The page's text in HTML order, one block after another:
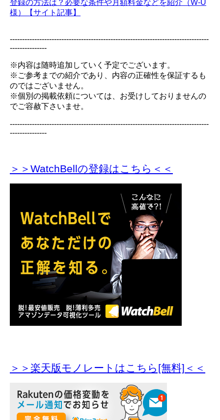
登録の方法は？必要な条件や月額料金などを紹介（W-U
様）【サイト記事】
---------------------------------------------------------------------------------
---------------
※内容は随時追加していく予定でございます。
※ご参考までの紹介であり、内容の正確性を保証するも
のではございません。
※個別の掲載依頼については、お受けしておりませんの
でご容赦下さいませ。
---------------------------------------------------------------------------------
---------------
＞＞WatchBellの登録はこちら＜＜
＞＞楽天版モノレートはこちら[無料]＜＜